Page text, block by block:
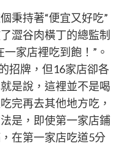
秉持著“便宜又好吃”
澀谷肉橫丁的總監制
家店裡吃到飽！”。
招牌，但16家店卻各
是說，這裡並不是喝
完再去其他地方吃，
是，即使第一家店鋪
在第一家店吃道5分